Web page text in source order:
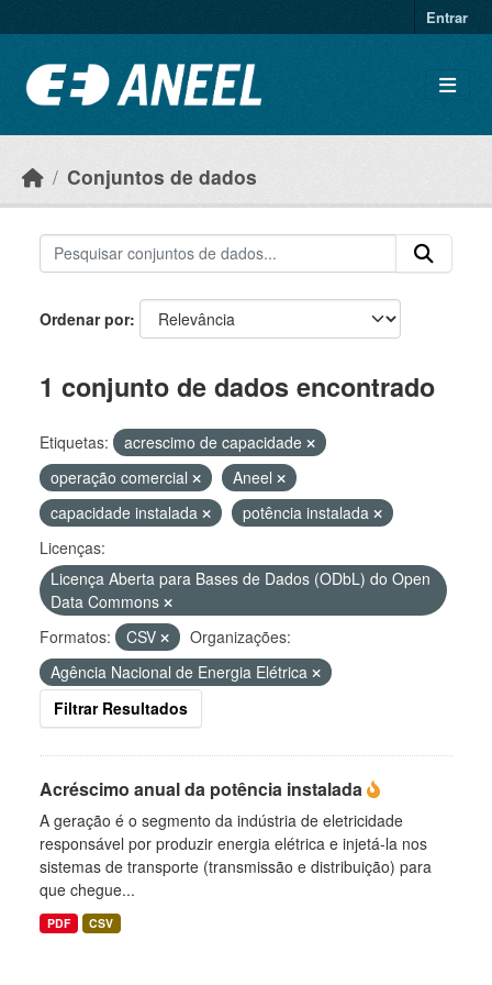
Entrar
Conjuntos de dados
Ordenar por
1 conjunto de dados encontrado
Etiquetas:
acrescimo de capacidade
operação comercial
Aneel
capacidade instalada
potência instalada
Licenças:
Licença Aberta para Bases de Dados (ODbL) do Open
Data Commons
Formatos:
CSV
Organizações:
Agência Nacional de Energia Elétrica
Filtrar Resultados
Acréscimo anual da potência instalada
A geração é o segmento da indústria de eletricidade
responsável por produzir energia elétrica e injetá-la nos
sistemas de transporte (transmissão e distribuição) para
que chegue...
PDF CSV